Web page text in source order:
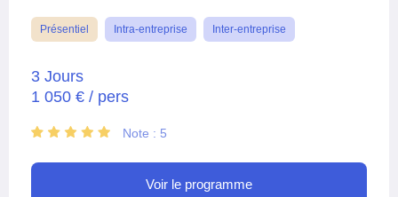
Présentiel Intra-entreprise Inter-entreprise
3 Jours
1 050 € / pers
Note : 5
Voir le programme